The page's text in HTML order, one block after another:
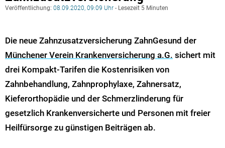
Veröffentlichung: 08.09.2020, 09:09 Uhr - Lesezeit 5 Minuten
Die neue Zahnzusatzversicherung ZahnGesund der
Münchener Verein Krankenversicherung a.G. sichert mit
drei Kompakt-Tarifen die Kostenrisiken von
Zahnbehandlung, Zahnprophylaxe, Zahnersatz,
Kieferorthopädie und der Schmerzlinderung für
gesetzlich Krankenversicherte und Personen mit freier
Heilfürsorge zu günstigen Beiträgen ab.